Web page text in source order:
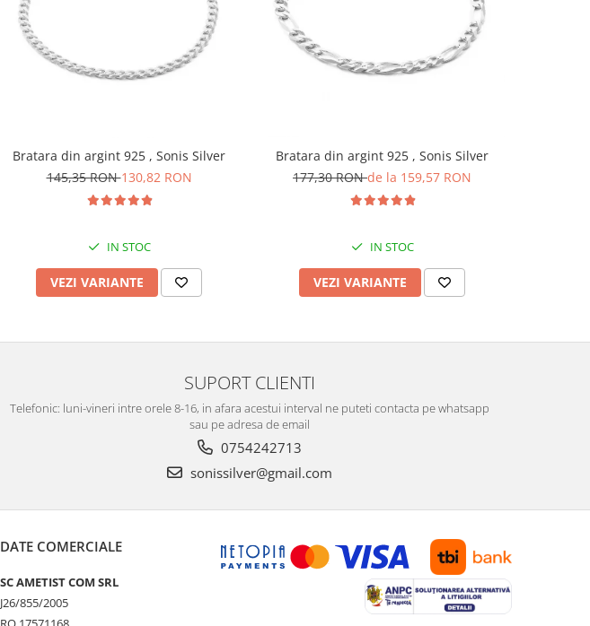
Bratara din argint 925 , Sonis Silver
145,35 RON130,82 RON
IN STOC
VEZI VARIANTE
Bratara din argint 925 , Sonis Silver
177,30 RONde la 159,57 RON
IN STOC
VEZI VARIANTE
SUPORT CLIENTI
Telefonic: luni-vineri intre orele 8-16, in afara acestui interval ne puteti contacta pe whatsapp
sau pe adresa de email
0754242713
sonissilver@gmail.com
DATE COMERCIALE
SC AMETIST COM SRL
J26/855/2005